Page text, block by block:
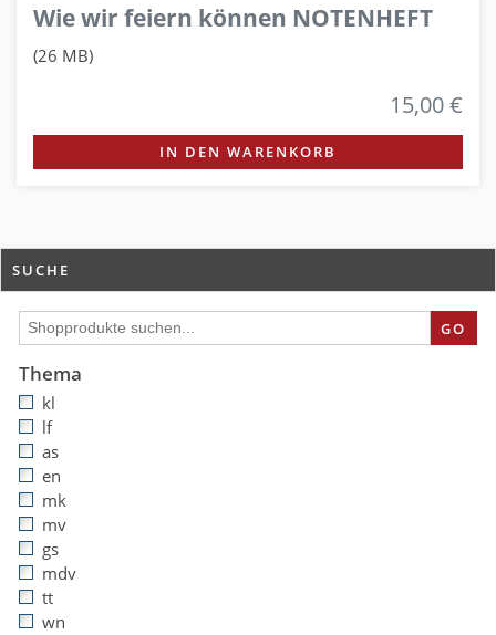
Wie wir feiern können NOTENHEFT
(26 MB)
15,00 €
IN DEN WARENKORB
SUCHE
GO
Thema
kl
lf
as
en
mk
mv
gs
mdv
tt
wn